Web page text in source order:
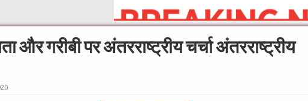
और गरीबी पर अंतरराष्ट्रीय चर्चा अंतरराष्ट्रीय